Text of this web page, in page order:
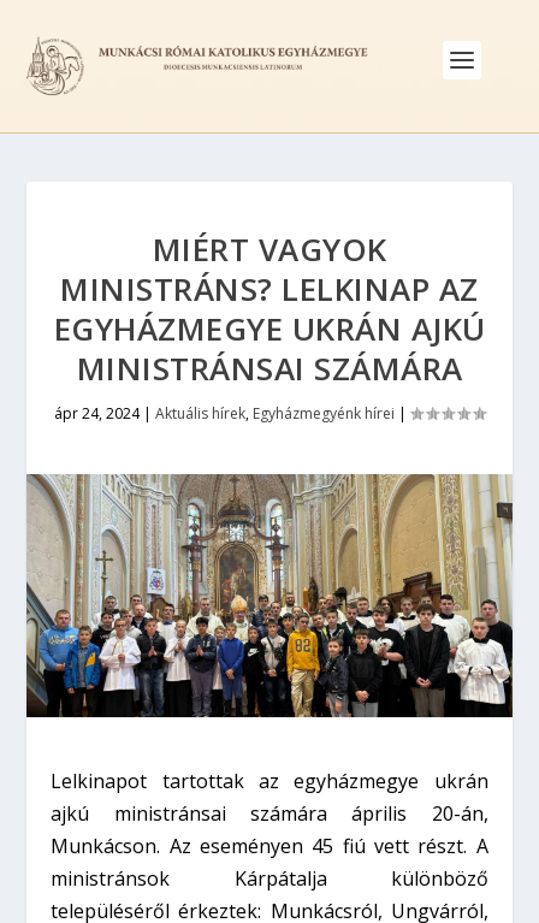
MIÉRT VAGYOK
MINISTRÁNS? LELKINAP AZ
EGYHÁZMEGYE UKRÁN AJKÚ
MINISTRÁNSAI SZÁMÁRA
ápr 24, 2024| Aktuális hírek, Egyházmegyénk hírei |
Lelkinapot tartottak az egyházmegye ukrán
ajkú ministránsai számára április 20-án,
Munkácson. Az eseményen 45 fiú vett részt. A
ministránsok Kárpátalja különböző
településéről érkeztek: Munkácsról, Ungvárról,